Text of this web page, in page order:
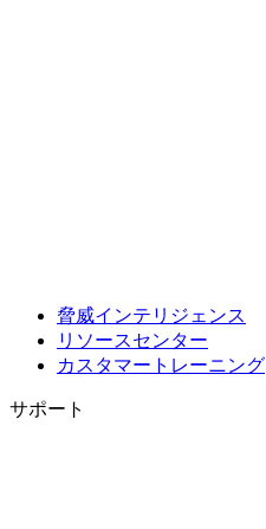
脅威インテリジェンス
リソースセンター
カスタマートレーニング
サポート